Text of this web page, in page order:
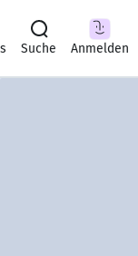
Suche Anmelden